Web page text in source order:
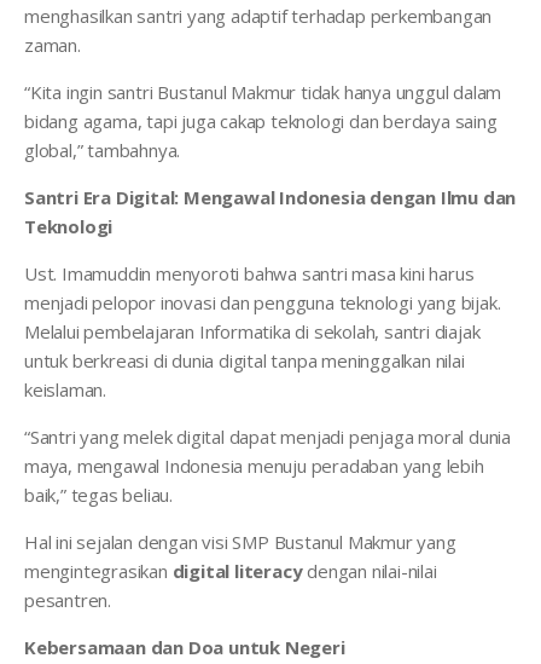
menghasilkan santri yang adaptif terhadap perkembangan
zaman.
“Kita ingin santri Bustanul Makmur tidak hanya unggul dalam
bidang agama, tapi juga cakap teknologi dan berdaya saing
global,” tambahnya.
Santri Era Digital: Mengawal Indonesia dengan Ilmu dan
Teknologi
Ust. Imamuddin menyoroti bahwa santri masa kini harus
menjadi pelopor inovasi dan pengguna teknologi yang bijak.
Melalui pembelajaran Informatika di sekolah, santri diajak
untuk berkreasi di dunia digital tanpa meninggalkan nilai
keislaman.
“Santri yang melek digital dapat menjadi penjaga moral dunia
maya, mengawal Indonesia menuju peradaban yang lebih
baik,” tegas beliau.
Hal ini sejalan dengan visi SMP Bustanul Makmur yang
mengintegrasikan digital literacydengan nilai-nilai
pesantren.
Kebersamaan dan Doa untuk Negeri